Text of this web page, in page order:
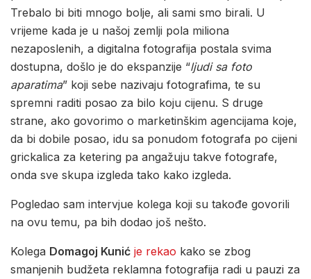
Trebalo bi biti mnogo bolje, ali sami smo birali. U
vrijeme kada je u našoj zemlji pola miliona
nezaposlenih, a digitalna fotografija postala svima
dostupna, došlo je do ekspanzije “ljudi sa foto
aparatima” koji sebe nazivaju fotografima, te su
spremni raditi posao za bilo koju cijenu. S druge
strane, ako govorimo o marketinškim agencijama koje,
da bi dobile posao, idu sa ponudom fotografa po cijeni
grickalica za ketering pa angažuju takve fotografe,
onda sve skupa izgleda tako kako izgleda.
Pogledao sam intervjue kolega koji su takođe govorili
na ovu temu, pa bih dodao još nešto.
Kolega Domagoj Kunić je rekao kako se zbog
smanjenih budžeta reklamna fotografija radi u pauzi za